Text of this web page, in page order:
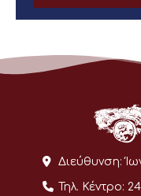
Διεύθυνση:
Τηλ. Κέντρο: